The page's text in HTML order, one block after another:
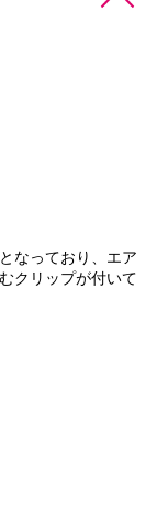
なっており、エア
クリップが付いて